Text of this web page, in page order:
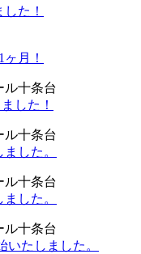
た！
月！
ル十条台
した！
ル十条台
した。
ル十条台
した。
ル十条台
いたしました。